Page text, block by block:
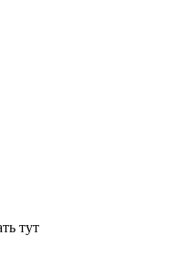
тут